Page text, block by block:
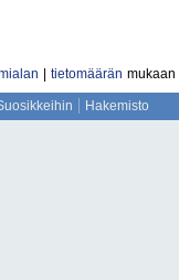
tietomäärän mukaan
Hakemisto